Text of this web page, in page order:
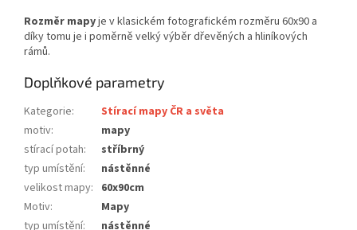
Rozměr mapyje v klasickém fotografickém rozměru 60x90 a
díky tomu je i poměrně velký výběr dřevěných a hliníkových
rámů.
Doplňkové parametry
Kategorie:
Stírací mapy ČR a světa
motiv:
mapy
stírací potah:
stříbrný
typ umístění:
nástěnné
velikost mapy: 60x90cm
Motiv:
Mapy
typ umístění:
nástěnné